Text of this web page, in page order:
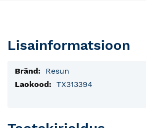
Lisainformatsioon
Lisainfo
Resun
TX313394